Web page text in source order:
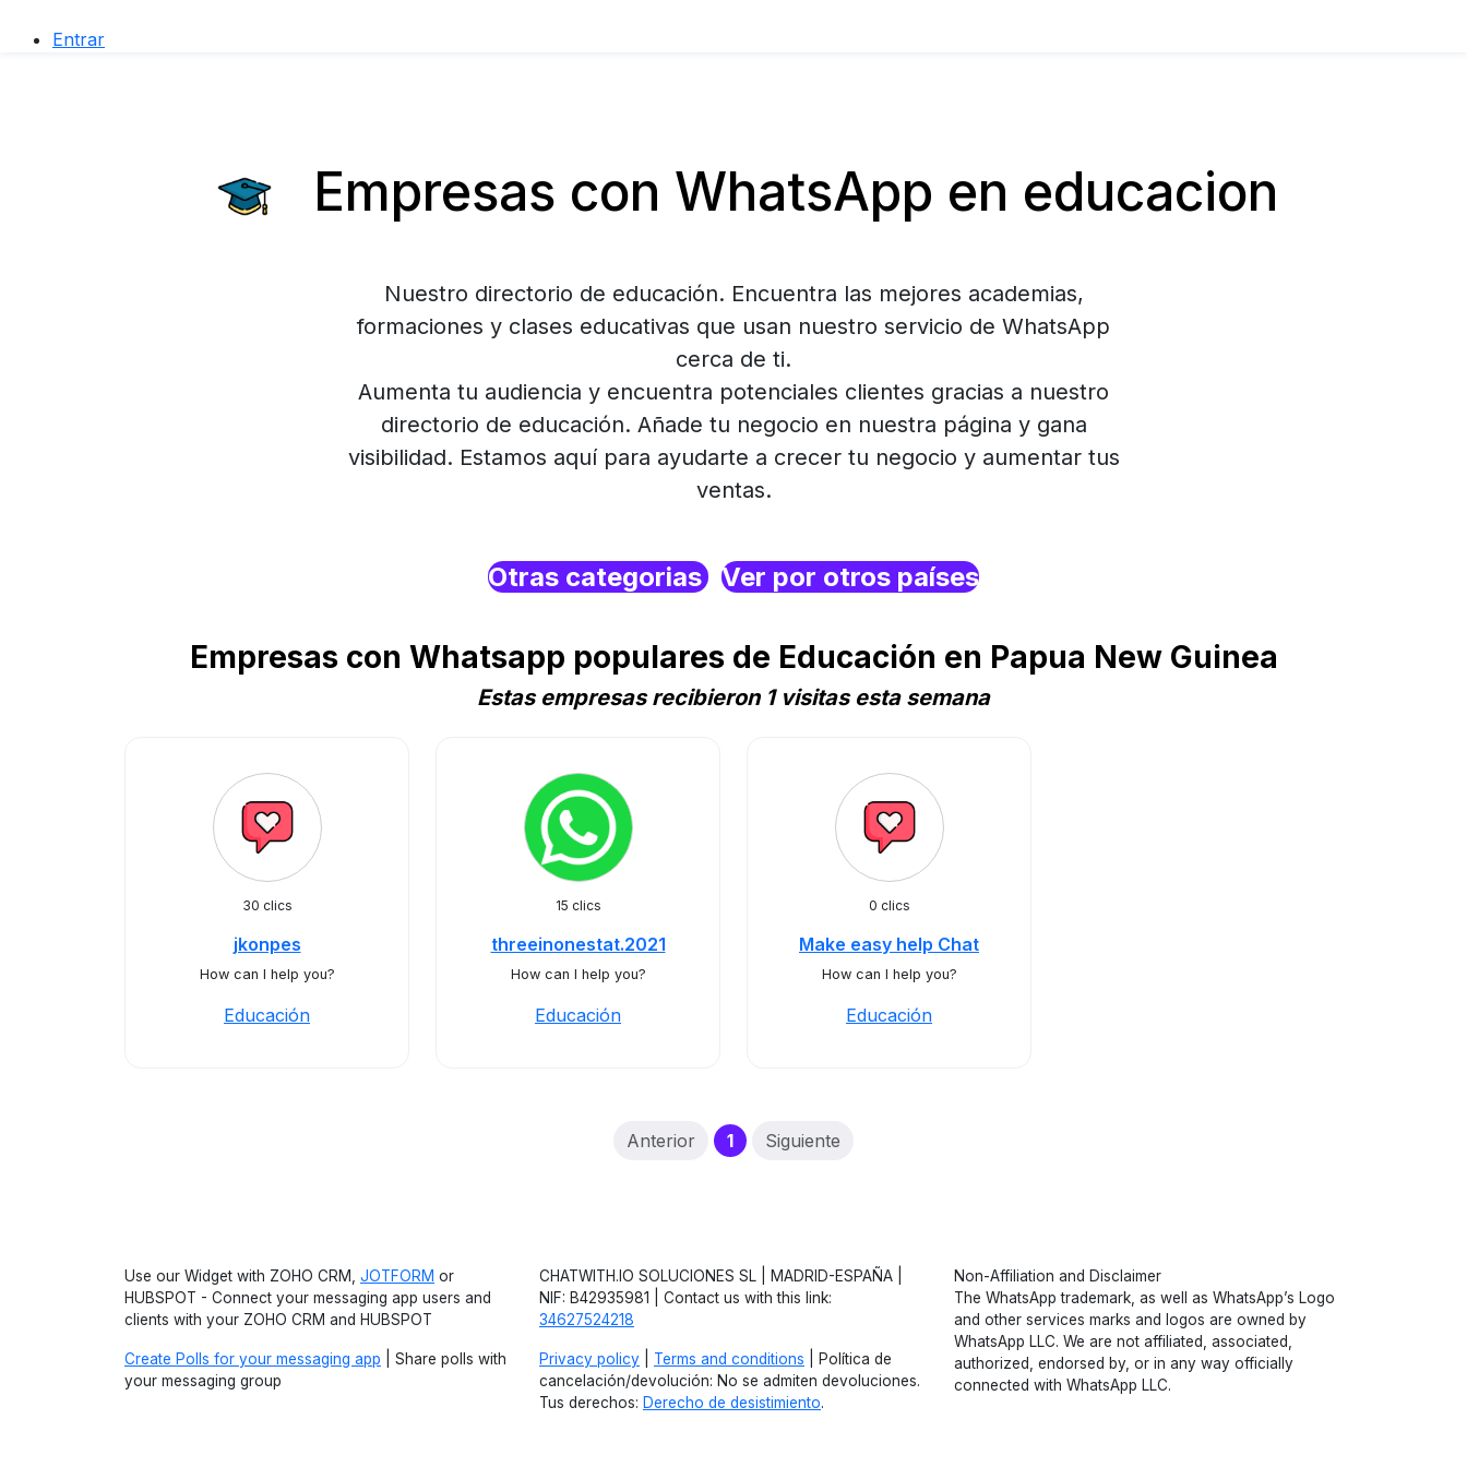
Entrar
Empresas con WhatsApp en educacion
Nuestro directorio de educación. Encuentra las mejores academias,
formaciones y clases educativas que usan nuestro servicio de WhatsApp
cerca de ti.
Aumenta tu audiencia y encuentra potenciales clientes gracias a nuestro
directorio de educación. Añade tu negocio en nuestra página y gana
visibilidad. Estamos aquí para ayudarte a crecer tu negocio y aumentar tus
ventas.
Otras categorias Ver por otros países
Empresas con Whatsapp populares de Educación en Papua New Guinea
Estas empresas recibieron 1 visitas esta semana
30 clics
jkonpes
How can I help you?
Educación
15 clics
threeinonestat.2021
How can I help you?
Educación
0 clics
Make easy help Chat
How can I help you?
Educación
Anterior 1(current)
Siguiente
Use our Widget with ZOHO CRM, JOTFORM or
HUBSPOT - Connect your messaging app users and
clients with your ZOHO CRM and HUBSPOT
Create Polls for your messaging app | Share polls with
your messaging group
CHATWITH.IO SOLUCIONES SL | MADRID-ESPAÑA |
NIF: B42935981 | Contact us with this link:
34627524218
Privacy policy Terms and conditions | Política de
cancelación/devolución: No se admiten devoluciones.
Tus derechos: Derecho de desistimiento.
Non-Affiliation and Disclaimer
The WhatsApp trademark, as well as WhatsApp’s Logo
and other services marks and logos are owned by
WhatsApp LLC. We are not affiliated, associated,
authorized, endorsed by, or in any way officially
connected with WhatsApp LLC.